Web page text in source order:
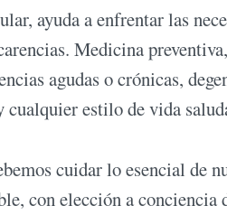
ayuda a enfrentar las
Medicina
agudas o crónicas,
estilo de vida
cuidar lo esencial de
con elección a conciencia